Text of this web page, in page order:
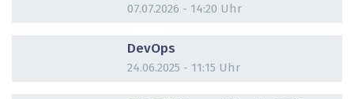
07.07.2026 - 14:20 Uhr
DevOps
24.06.2025 - 11:15 Uhr